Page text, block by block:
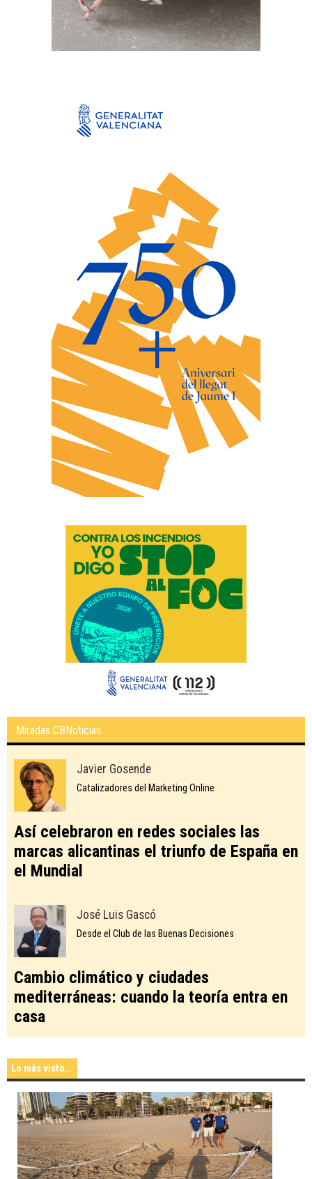
Miradas CBNoticias
Javier Gosende
Catalizadores del Marketing Online
Así celebraron en redes sociales las
marcas alicantinas el triunfo de España en
el Mundial
José Luis Gascó
Desde el Club de las Buenas Decisiones
Cambio climático y ciudades
mediterráneas: cuando la teoría entra en
casa
Lo más visto...